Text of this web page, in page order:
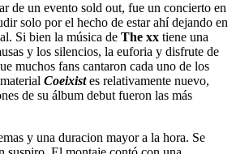
de un evento sold out, fue un concierto en
solo por el hecho de estar ahí dejando en
Si bien la música de The xx tiene una
y los silencios, la euforia y disfrute de
muchos fans cantaron cada uno de los
Coeixistes relativamente nuevo,
de su álbum debut fueron las más
y una duracion mayor a la hora. Se